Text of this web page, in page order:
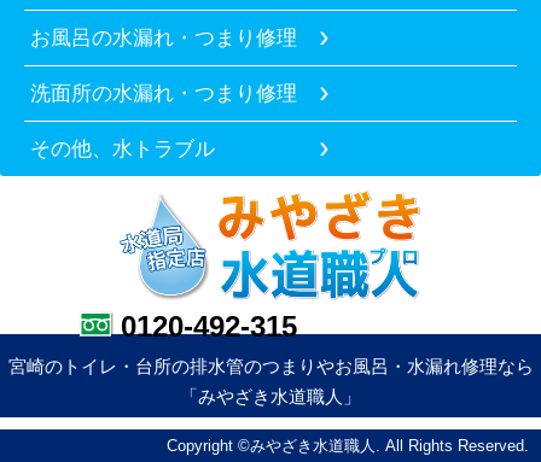
お風呂の水漏れ・つまり修理
洗面所の水漏れ・つまり修理
その他、水トラブル
0120-492-315
宮崎のトイレ・台所の排水管のつまりやお風呂・水漏れ修理なら
「みやざき水道職人」
Copyright ©みやざき水道職人. All Rights Reserved.